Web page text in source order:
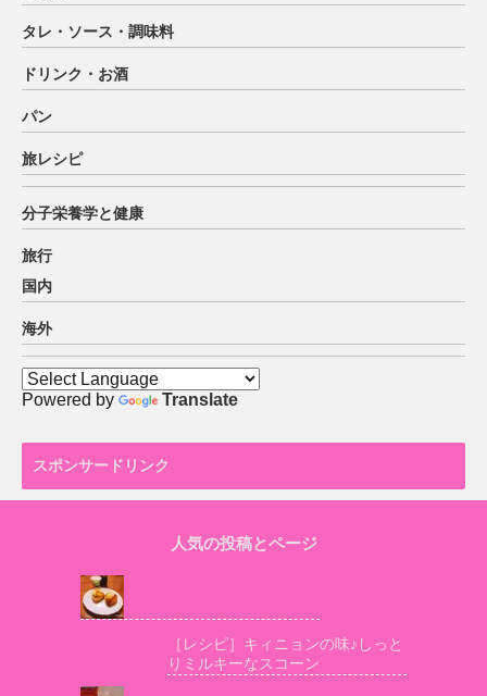
タレ・ソース・調味料
ドリンク・お酒
パン
旅レシピ
分子栄養学と健康
旅行
国内
海外
Powered by Translate
スポンサードリンク
人気の投稿とページ
［レシピ］キィニョンの味♪しっと
りミルキーなスコーン